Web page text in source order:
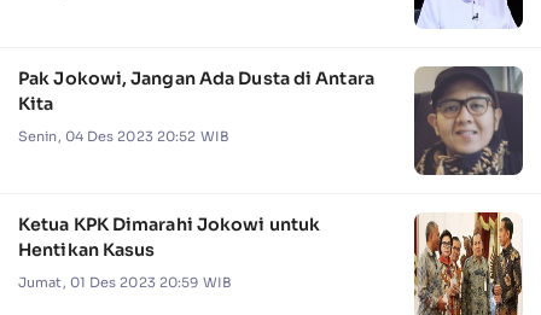
Pak Jokowi, Jangan Ada Dusta di Antara
Kita
Senin, 04 Des 2023 20:52 WIB
Ketua KPK Dimarahi Jokowi untuk
Hentikan Kasus
Jumat, 01 Des 2023 20:59 WIB